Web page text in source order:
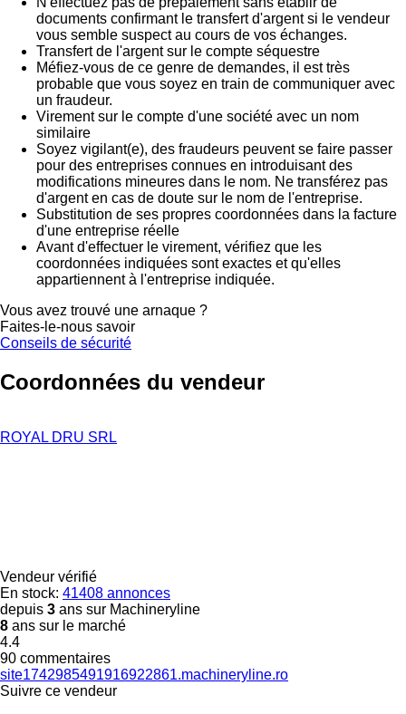
documents confirmant le transfert d'argent si le vendeur
vous semble suspect au cours de vos échanges.
Transfert de l'argent sur le compte séquestre
Méfiez-vous de ce genre de demandes, il est très
probable que vous soyez en train de communiquer avec
un fraudeur.
Virement sur le compte d'une société avec un nom
similaire
Soyez vigilant(e), des fraudeurs peuvent se faire passer
pour des entreprises connues en introduisant des
modifications mineures dans le nom. Ne transférez pas
d'argent en cas de doute sur le nom de l'entreprise.
Substitution de ses propres coordonnées dans la facture
d'une entreprise réelle
Avant d'effectuer le virement, vérifiez que les
coordonnées indiquées sont exactes et qu'elles
appartiennent à l'entreprise indiquée.
Vous avez trouvé une arnaque ?
Faites-le-nous savoir
Conseils de sécurité
Coordonnées du vendeur
ROYAL DRU SRL
Vendeur vérifié
En stock: 41408 annonces
depuis 3 ans sur Machineryline
8 ans sur le marché
4.4
90 commentaires
site1742985491916922861.machineryline.ro
Suivre ce vendeur